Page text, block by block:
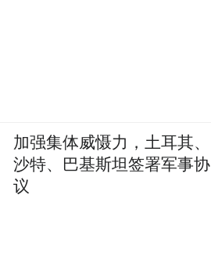
加强集体威慑力，土耳其、
沙特、巴基斯坦签署军事协
议